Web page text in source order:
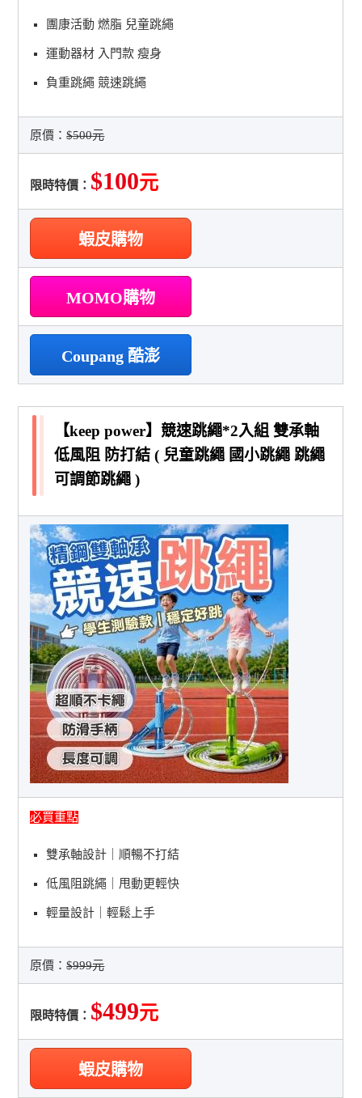
團康活動 燃脂 兒童跳繩
運動器材 入門款 瘦身
負重跳繩 競速跳繩
原價：$500元
限時特價： $100元
蝦皮購物
MOMO購物
Coupang 酷澎
【keep power】競速跳繩*2入組 雙承軸
低風阻 防打結 ( 兒童跳繩 國小跳繩 跳繩
可調節跳繩 )
必買重點
雙承軸設計｜順暢不打結
低風阻跳繩｜甩動更輕快
輕量設計｜輕鬆上手
原價：$999元
限時特價： $499元
蝦皮購物